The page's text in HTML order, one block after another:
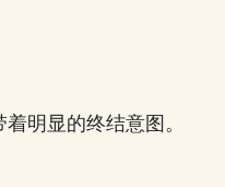
明显的终结意图。